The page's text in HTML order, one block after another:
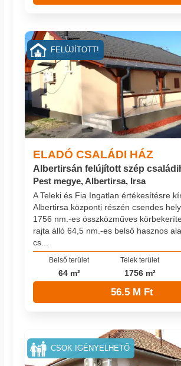
ELADÓ CSALÁDI HÁZ
Albertirsán felújított szép
Pest megye, Albertirsa, Irsa
A Teleki és Fia Ingatlan értékesítésre
Albertirsa központi részén csendes
1756 nm.-es összközműves
rajta álló 64,5 nm.-es belső hasznos
cs...
Belső terület
64 m²
Telek terület
1756 m²
56.5 M Ft
FELÚJÍTOTT!
CSOK IGÉNYELHETŐ